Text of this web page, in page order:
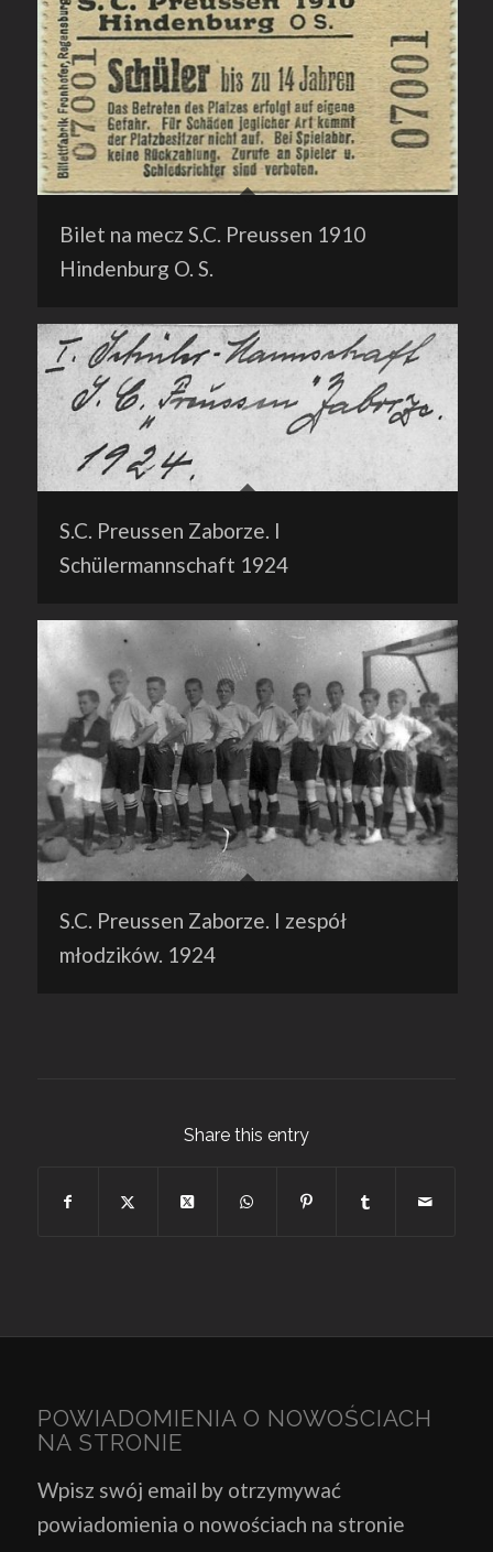
Bilet na mecz S.C. Preussen 1910
Hindenburg O. S.
S.C. Preussen Zaborze. I
Schülermannschaft 1924
S.C. Preussen Zaborze. I zespół
młodzików. 1924
Share this entry
POWIADOMIENIA O NOWOŚCIACH
NA STRONIE
Wpisz swój email by otrzymywać
powiadomienia o nowościach na stronie